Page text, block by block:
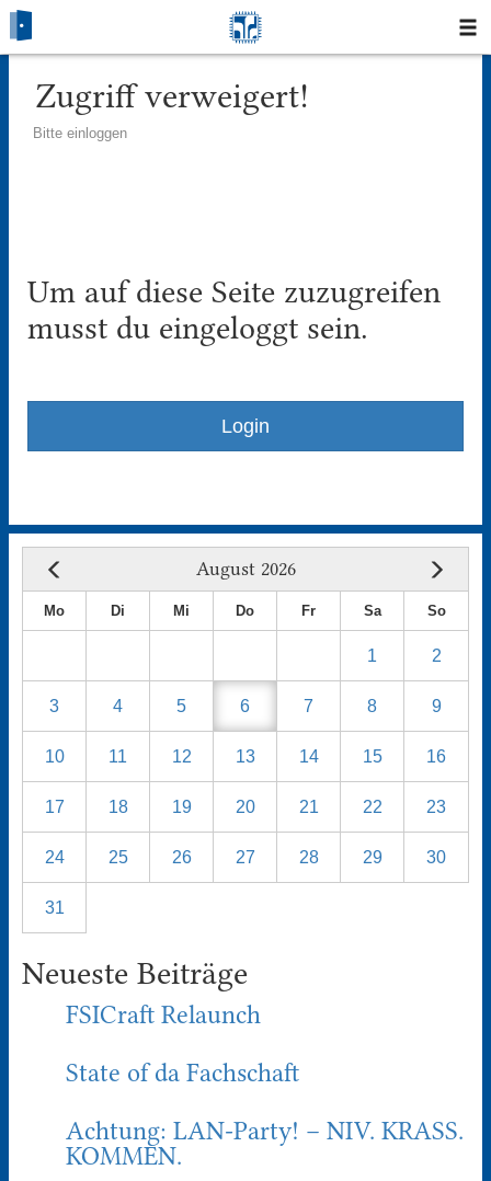
Startseite
Klausuren
Zugriff verweigert!
Bitte einloggen
Um auf diese Seite zuzugreifen
musst du eingeloggt sein.
Login
August 2026
Mo Di Mi Do Fr Sa So
1 2
3 4 5 6 7 8 9
10 11 12 13 14 15 16
17 18 19 20 21 22 23
24 25 26 27 28 29 30
31
Neueste Beiträge
FSICraft Relaunch
State of da Fachschaft
Achtung: LAN-Party! – NIV. KRASS.
KOMMEN.